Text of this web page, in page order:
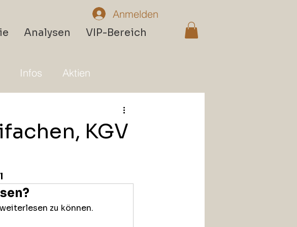
Analysen VIP-Bereich
Anmelden
Infos Aktien
KGV
zu können.